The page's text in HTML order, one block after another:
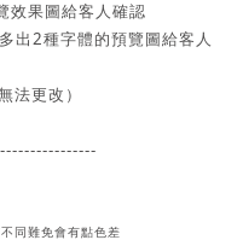
效果圖給客人確認
出2種字體的預覽圖 給客人
法更改）
同難免會有點色差